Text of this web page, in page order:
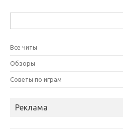
Все читы
Обзоры
Советы по играм
Реклама